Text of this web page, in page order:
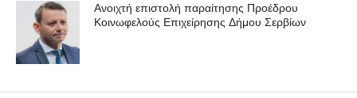
Ανοιχτή επιστολή παραίτησης Προέδρου
Κοινωφελούς Επιχείρησης Δήμου Σερβίων